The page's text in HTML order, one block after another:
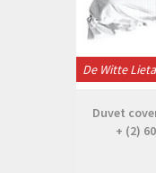
De Witte
Duvet
+ (2)